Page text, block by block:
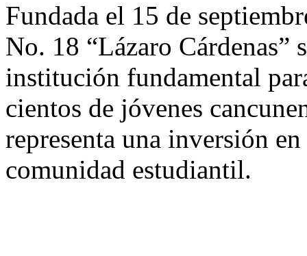
Fundada el 15 de
No. 18 “Lázaro Cárdenas”
institución fundamental
cientos de jóvenes
representa una inversión
comunidad estudiantil.